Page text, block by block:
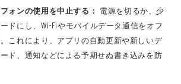
ォンの使用を中止する：
電源を切るか、少
ドにし、Wi-Fiやモバイルデータ通信をオフ
これにより、アプリの自動更新や新しいデ
ド、通知などによる予期せぬ書き込みを防